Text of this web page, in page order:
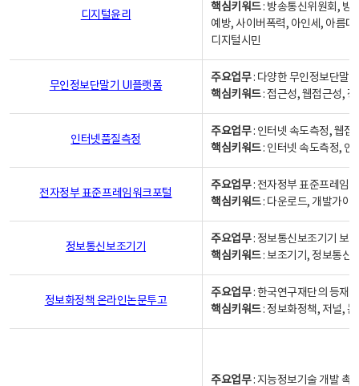
디지털윤리
핵심키워드: 방송통신위원회, 방
예방, 사이버폭력, 아인세, 아름
디지털시민
무인정보단말기 UI플랫폼
주요업무: 다양한 무인정보단말
핵심키워드: 접근성, 웹접근성,
인터넷품질측정
주요업무: 인터넷 속도측정, 웹접
핵심키워드: 인터넷 속도측정, 인
전자정부 표준프레임워크포털
주요업무: 전자정부 표준프레임
핵심키워드: 다운로드, 개발가이
정보통신보조기기
주요업무: 정보통신보조기기 보
핵심키워드: 보조기기, 정보통신
정보화정책 온라인논문투고
주요업무: 한국연구재단의 등재
핵심키워드: 정보화정책, 저널,
주요업무: 지능정보기술 개발 촉